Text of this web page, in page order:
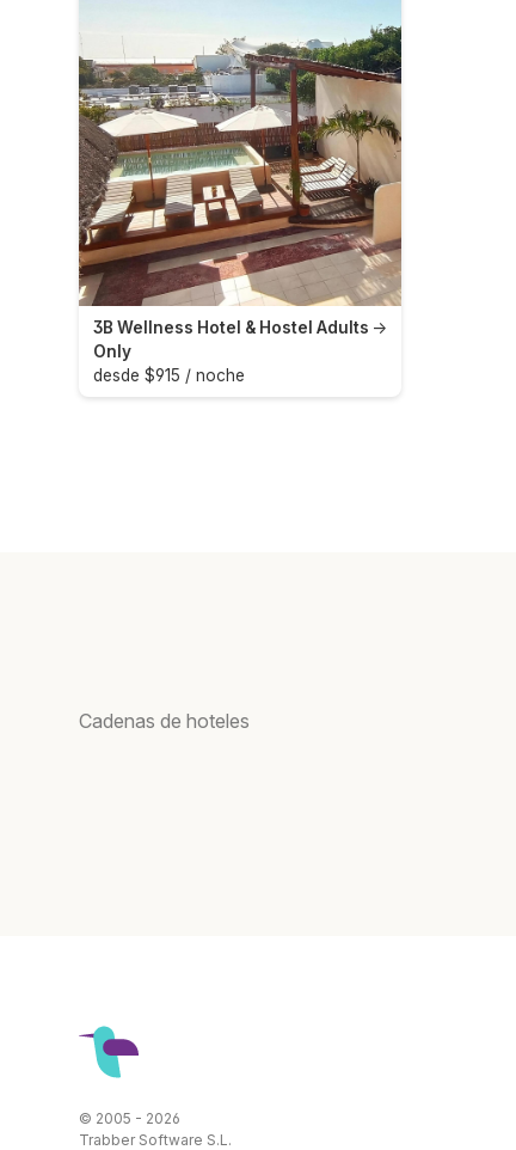
→
3B Wellness Hotel & Hostel Adults
Only
desde $915 / noche
Cadenas de hoteles
© 2005 - 2026
Trabber Software S.L.